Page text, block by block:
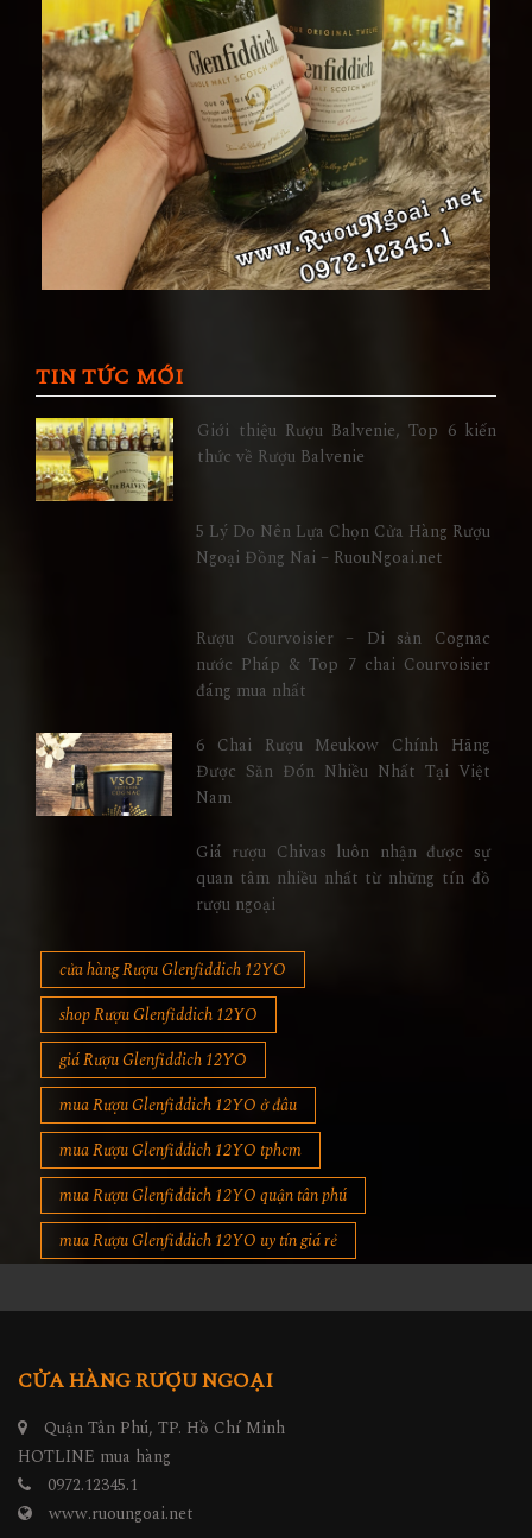
TIN TỨC MỚI
Giới thiệu Rượu Balvenie, Top 6 kiến
thức về Rượu Balvenie
5 Lý Do Nên Lựa Chọn Cửa Hàng Rượu
Ngoại Đồng Nai – RuouNgoai.net
Rượu Courvoisier – Di sản Cognac
nước Pháp & Top 7 chai Courvoisier
đáng mua nhất
6 Chai Rượu Meukow Chính Hãng
Được Săn Đón Nhiều Nhất Tại Việt
Nam
Giá rượu Chivas luôn nhận được sự
quan tâm nhiều nhất từ những tín đồ
rượu ngoại
cửa hàng Rượu Glenfiddich 12YO
shop Rượu Glenfiddich 12YO
giá Rượu Glenfiddich 12YO
mua Rượu Glenfiddich 12YO ở đâu
mua Rượu Glenfiddich 12YO tphcm
mua Rượu Glenfiddich 12YO quận tân phú
mua Rượu Glenfiddich 12YO uy tín giá rẻ
CỬA HÀNG RƯỢU NGOẠI
Quận Tân Phú, TP. Hồ Chí Minh
HOTLINE mua hàng
0972.12345.1
www.ruoungoai.net